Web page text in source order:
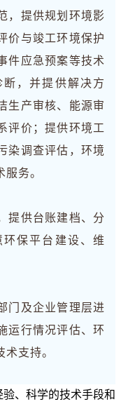
，提供规划环境影
价与竣工环境保护
件应急预案等技术
，并提供解决方
生产审核、能源审
评价；提供环境工
染调查评估，环境
务。
提供台账建档、分
保平台建设、维
门及企业管理层进
运行情况评估、环
支持。
、科学的技术手段和